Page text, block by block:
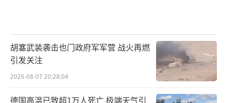
胡塞武装袭击也门政府军军营 战火再燃
引发关注
2026-08-07 20:28:04
德国高温已致超1万人死亡 极端天气引